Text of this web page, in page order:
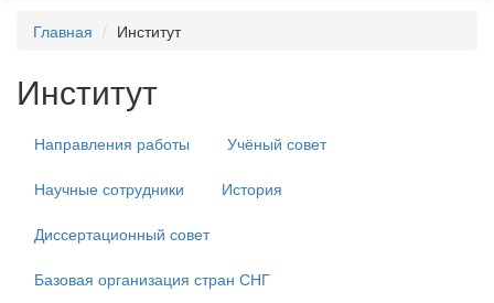
Главная Институт
Институт
Направления работы Учёный совет
Научные сотрудники История
Диссертационный совет
Базовая организация стран СНГ